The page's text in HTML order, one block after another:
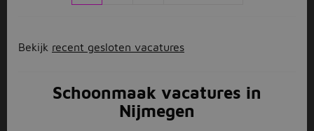
Bekijk recent gesloten vacatures
Schoonmaak vacatures in
Nijmegen